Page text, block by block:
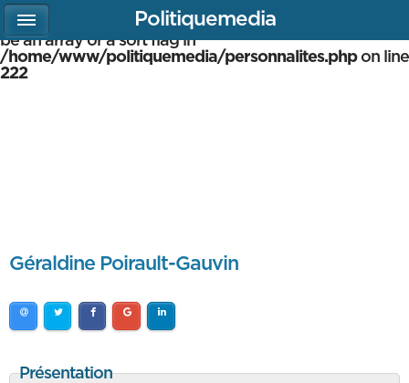
Warning
: array_multisort(): Argument #1 is expected to
be an array or a sort flag in
/home/www/politiquemedia/personnalites.phpon line
222
Géraldine Poirault-Gauvin
Présentation
Politiquemedia